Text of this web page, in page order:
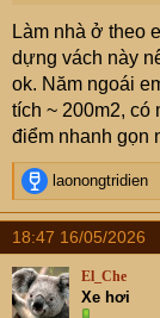
Làm nhà ở theo
dựng vách này
ok. Năm ngoái
tích ~ 200m2, có
điểm nhanh gọn
R
e
a
t
i
o
laonongtridien
18:47 16/05/2026
El_Che
Xe hơi